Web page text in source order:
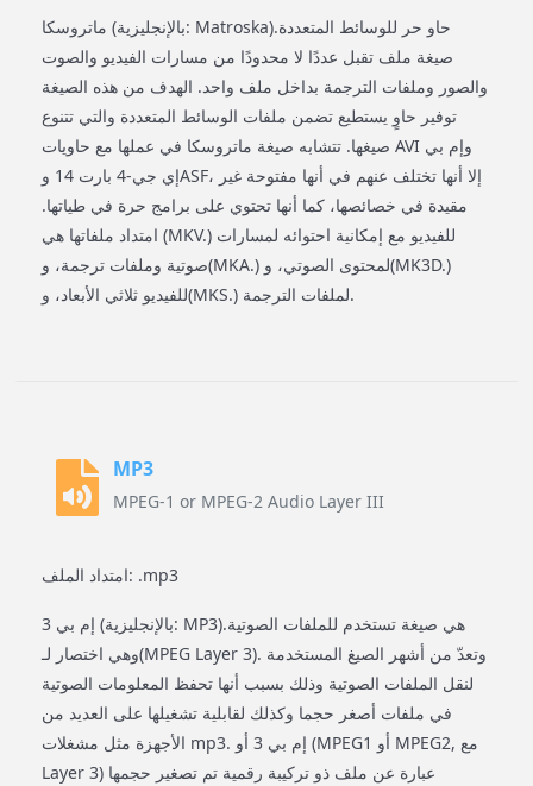
ماتروسكا (بالإنجليزية: Matroska)‏ حاو حر للوسائط المتعددة.
صيغة ملف تقبل عددًا لا محدودًا من مسارات الفيديو والصوت
والصور وملفات الترجمة بداخل ملف واحد. الهدف من هذه الصيغة
توفير حاوٍ يستطيع تضمن ملفات الوسائط المتعددة والتي تتنوع
صيغها. تتشابه صيغة ماتروسكا في عملها مع حاويات AVI وإم بي
إي جي-4 بارت 14 وASF، إلا أنها تختلف عنهم في أنها مفتوحة غير
مقيدة في خصائصها، كما أنها تحتوي على برامج حرة في طياتها.
امتداد ملفاتها هي (MKV.) للفيديو مع إمكانية احتوائه لمسارات
صوتية وملفات ترجمة، و(MKA.) لمحتوى الصوتي، و(MK3D.)
للفيديو ثلاثي الأبعاد، و(MKS.) لملفات الترجمة.
MP3
MPEG-1 or MPEG-2 Audio Layer III
امتداد الملف: .mp3
إم بي 3 (بالإنجليزية: MP3)‏ هي صيغة تستخدم للملفات الصوتية.
وهي اختصار لـ(MPEG Layer 3). وتعدّ من أشهر الصيغ المستخدمة
لنقل الملفات الصوتية وذلك بسبب أنها تحفظ المعلومات الصوتية
في ملفات أصغر حجما وكذلك لقابلية تشغيلها على العديد من
الأجهزة مثل مشغلات mp3. إم بي 3 أو (MPEG1 أو MPEG2, مع
Layer 3) عبارة عن ملف ذو تركيبة رقمية تم تصغير حجمها